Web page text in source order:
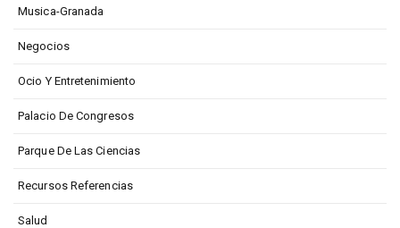
Musica-Granada
Negocios
Ocio Y Entretenimiento
Palacio De Congresos
Parque De Las Ciencias
Recursos Referencias
Salud